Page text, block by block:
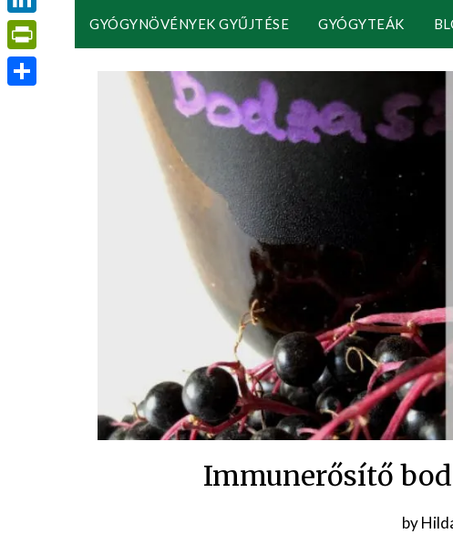
GYÓGYNÖVÉNYEK GYŰJTÉSE GYÓGYTEÁK
Immunerősítő
Posted
by
LinkedIn
PrintFriendly